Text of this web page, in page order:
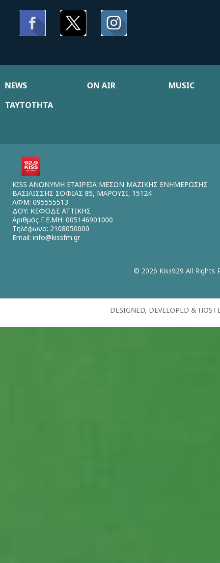
NEWS ON AIR
MUSIC
ΤΑΥΤΟΤΗΤΑ
KISS ΑΝΩΝΥΜΗ ΕΤΑΙΡΕΙΑ ΜΕΣΩΝ ΜΑΖΙΚΗΣ ΕΝΗΜΕΡΩΣΗΣ
ΒΑΣΙΛΙΣΣΗΣ ΣΟΦΙΑΣ 85, ΜΑΡΟΥΣΙ, 15124
ΑΦΜ: 095555513
ΔΟΥ: ΚΕΦΟΔΕ ΑΤΤΙΚΗΣ
Αριθμός Γ.Ε.ΜΗ: 005146901000
Τηλέφωνο: 2108050000
Email: info@kissfm.gr
© 2026 Kiss929 All Rights
DESIGNED, DEVELOPED &